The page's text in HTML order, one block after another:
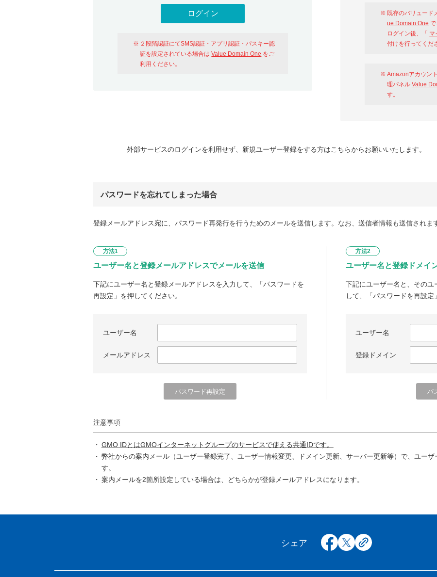
２段階認証にてSMS認証・アプリ認証・パスキー認
証を設定されている場合はValue Domain One をご
利用ください。
既存のバリュード
ue Domain One で
ログイン後、「 マ
付けを行ってくだ
Amazonアカウン
理パネルValue
す。
外部サービスのログインを利用せず、新規ユーザー登録をする方はこちらからお願いいたします。
パスワードを忘れてしまった場合
登録メールアドレス宛に、パスワード再発行を行うためのメールを送信します。なお、送信者情報も送信されま
方法1
ユーザー名と登録メールアドレスでメールを送信
下記にユーザー名と登録メールアドレスを入力して、「パスワードを
再設定」を押してください。
ユーザー名
メールアドレス
方法2
ユーザー名と登録ドメイ
下記にユーザー名と、そのユ
して、「パスワードを再設定
ユーザー名
登録ドメイン
注意事項
GMO IDとはGMOインターネットグループのサービスで使える共通IDです。
弊社からの案内メール（ユーザー登録完了、ユーザー情報変更、ドメイン更新、サーバー更新等）で、ユー
す。
案内メールを2箇所設定している場合は、どちらかが登録メールアドレスになります。
シェア facebook
x copy